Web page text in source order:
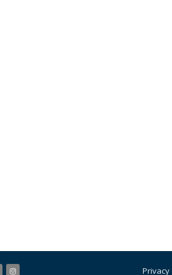
Privacy